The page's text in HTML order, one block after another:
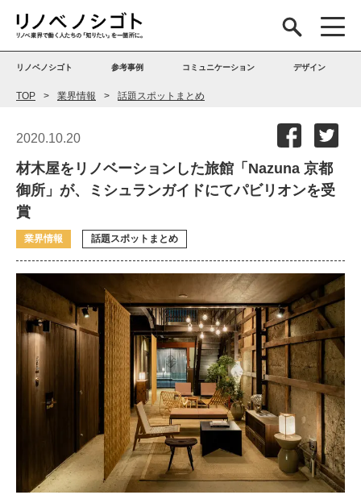
リノベノシゴト 参考事例 コミュニケーション デザイン
TOP 業界情報 話題スポットまとめ
2020.10.20
材木屋をリノベーションした旅館「Nazuna 京都
御所」が、ミシュランガイドにてパビリオンを受
賞
業界情報 話題スポットまとめ